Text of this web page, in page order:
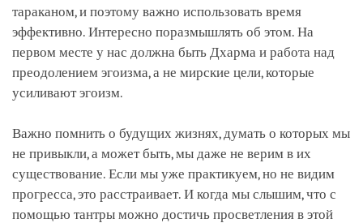
тараканом, и поэтому важно использовать время
эффективно. Интересно поразмышлять об этом. На
первом месте у нас должна быть Дхарма и работа над
преодолением эгоизма, а не мирские цели, которые
усиливают эгоизм.
Важно помнить о будущих жизнях, думать о которых мы
не привыкли, а может быть, мы даже не верим в их
существование. Если мы уже практикуем, но не видим
прогресса, это расстраивает. И когда мы слышим, что с
помощью тантры можно достичь просветления в этой